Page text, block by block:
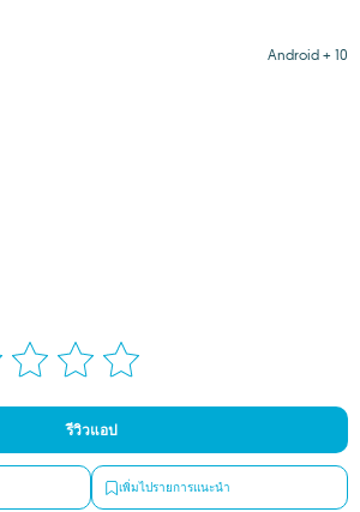
Android + 10
รีวิวแอป
เพิ่มไปรายการแนะนำ